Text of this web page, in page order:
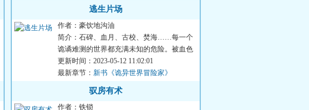
逃生片场
作者：豪饮地沟油
简介：石碑、血月、古校、焚海……每一个
诡谲难测的世界都充满未知的危险。被血色
漩涡卷入之人，唯有摒弃...
更新时间：2023-05-12 11:02:01
最新章节： 新书《诡异世界冒险家》
驭房有术
作者：铁锁